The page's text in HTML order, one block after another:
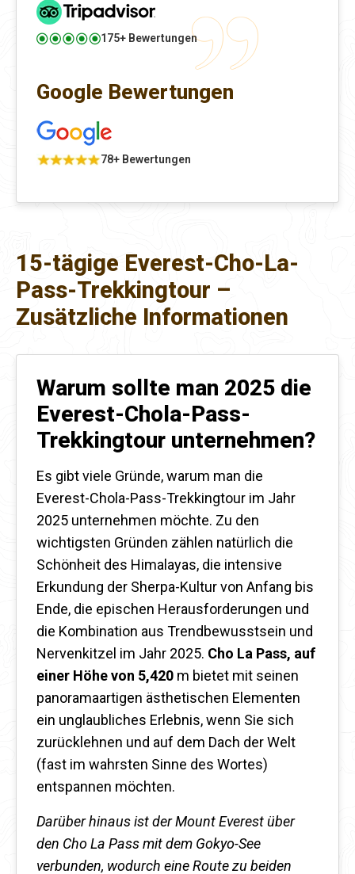
175+ Bewertungen
Google Bewertungen
78+ Bewertungen
15-tägige Everest-Cho-La-
Pass-Trekkingtour –
Zusätzliche Informationen
Warum sollte man 2025 die
Everest-Chola-Pass-
Trekkingtour unternehmen?
Es gibt viele Gründe, warum man die
Everest-Chola-Pass-Trekkingtour im Jahr
2025 unternehmen möchte. Zu den
wichtigsten Gründen zählen natürlich die
Schönheit des Himalayas, die intensive
Erkundung der Sherpa-Kultur von Anfang bis
Ende, die epischen Herausforderungen und
die Kombination aus Trendbewusstsein und
Nervenkitzel im Jahr 2025. Cho La Pass, auf
einer Höhe von 5,420 m bietet mit seinen
panoramaartigen ästhetischen Elementen
ein unglaubliches Erlebnis, wenn Sie sich
zurücklehnen und auf dem Dach der Welt
(fast im wahrsten Sinne des Wortes)
entspannen möchten.
Darüber hinaus ist der Mount Everest über
den Cho La Pass mit dem Gokyo-See
verbunden, wodurch eine Route zu beiden